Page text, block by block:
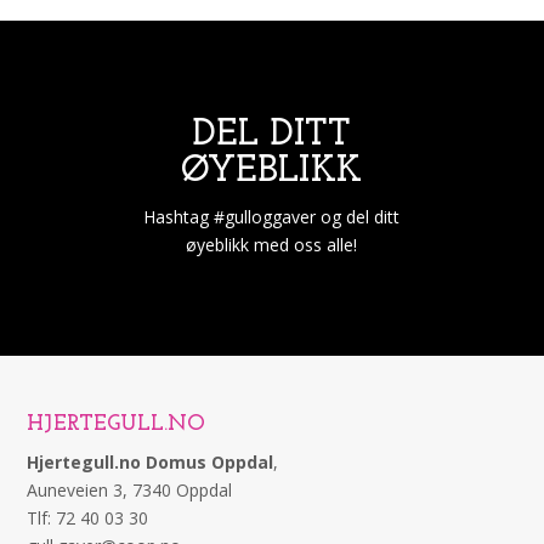
DEL DITT
ØYEBLIKK
Hashtag #gulloggaver og del ditt
øyeblikk med oss alle!
HJERTEGULL.NO
Hjertegull.no Domus Oppdal,
Auneveien 3, 7340 Oppdal
Tlf: 72 40 03 30